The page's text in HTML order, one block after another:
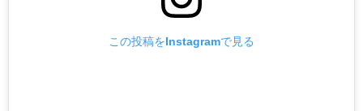
この投稿をInstagramで見る